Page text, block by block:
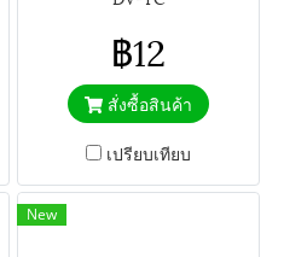
฿12
สั่งซื้อสินค้า
เปรียบเทียบ
New